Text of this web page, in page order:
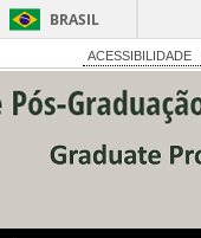
BRASIL
ACESSIBILIDADE